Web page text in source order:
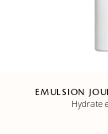
EMULSION
Hydrate